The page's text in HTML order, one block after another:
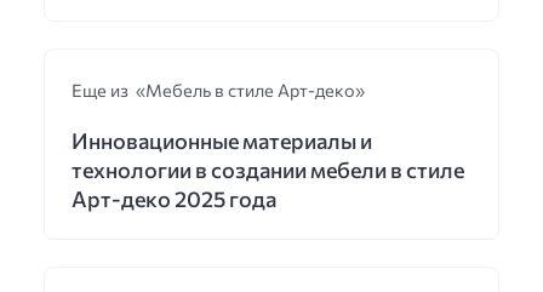
Еще из «Мебель в стиле Арт-деко»
Инновационные материалы и
технологии в создании мебели в стиле
Арт-деко 2025 года